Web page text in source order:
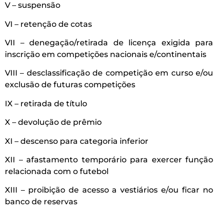
V – suspensão
VI – retenção de cotas
VII – denegação/retirada de licença exigida para
inscrição em competições nacionais e/continentais
VIII – desclassificação de competição em curso e/ou
exclusão de futuras competições
IX – retirada de título
X – devolução de prêmio
XI – descenso para categoria inferior
XII – afastamento temporário para exercer função
relacionada com o futebol
XIII – proibição de acesso a vestiários e/ou ficar no
banco de reservas